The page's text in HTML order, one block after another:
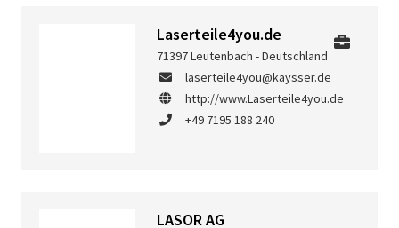
Laserteile4you.de
71397 Leutenbach - Deutschland
laserteile4you@kaysser.de
http://www.Laserteile4you.de
+49 7195 188 240
LASOR AG